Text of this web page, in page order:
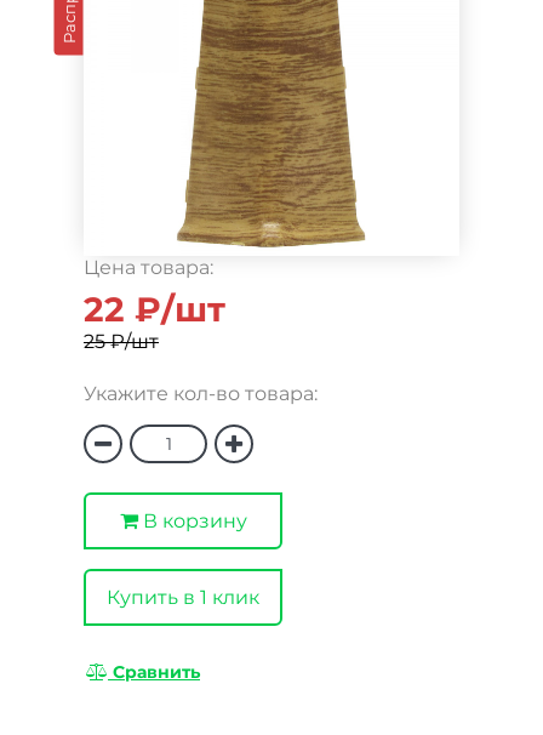
Цена товара:
22 ₽/шт
25 ₽/шт
Укажите кол-во товара:
В корзину
Купить в 1 клик
Сравнить